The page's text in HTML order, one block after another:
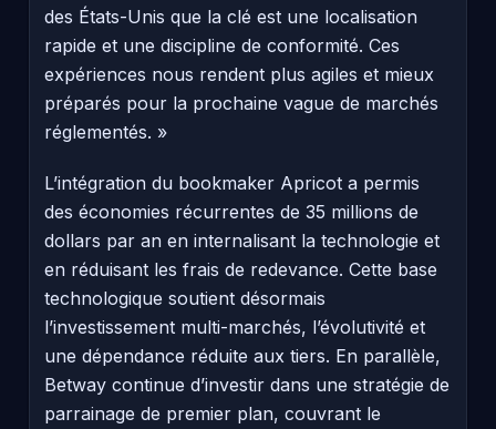
des États-Unis que la clé est une localisation
rapide et une discipline de conformité. Ces
expériences nous rendent plus agiles et mieux
préparés pour la prochaine vague de marchés
réglementés. »
L’intégration du bookmaker Apricot a permis
des économies récurrentes de 35 millions de
dollars par an en internalisant la technologie et
en réduisant les frais de redevance. Cette base
technologique soutient désormais
l’investissement multi-marchés, l’évolutivité et
une dépendance réduite aux tiers. En parallèle,
Betway continue d’investir dans une stratégie de
parrainage de premier plan, couvrant le